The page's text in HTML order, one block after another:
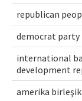
republican
democrat party
international
development
amerika